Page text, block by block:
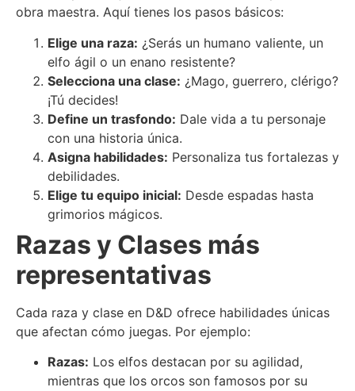
obra maestra. Aquí tienes los pasos básicos:
Elige una raza: ¿Serás un humano valiente, un
elfo ágil o un enano resistente?
Selecciona una clase: ¿Mago, guerrero, clérigo?
¡Tú decides!
Define un trasfondo: Dale vida a tu personaje
con una historia única.
Asigna habilidades: Personaliza tus fortalezas y
debilidades.
Elige tu equipo inicial: Desde espadas hasta
grimorios mágicos.
Razas y Clases más
representativas
Cada raza y clase en D&D ofrece habilidades únicas
que afectan cómo juegas. Por ejemplo:
Razas: Los elfos destacan por su agilidad,
mientras que los orcos son famosos por su